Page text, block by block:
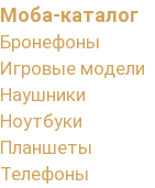
Моба-каталог
Бронефоны
Игровые модели
Наушники
Ноутбуки
Планшеты
Телефоны